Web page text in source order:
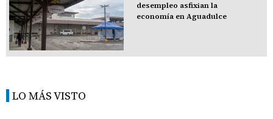
desempleo asfixian la
economía en Aguadulce
LO MÁS VISTO